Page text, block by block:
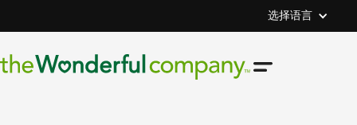
选择语言